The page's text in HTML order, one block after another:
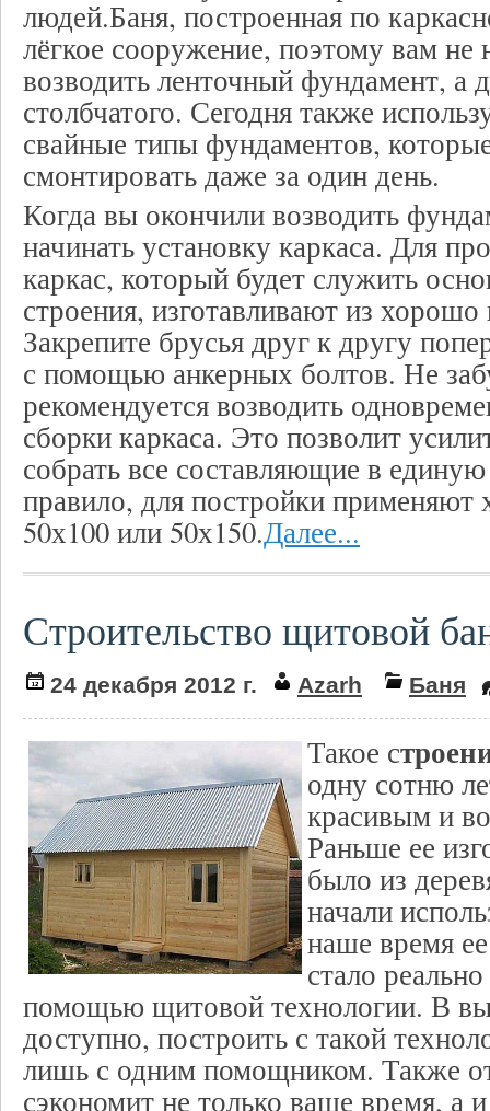
людей.Баня, построенная по
лёгкое сооружение, поэтому вам не
возводить ленточный фундамент, а
столбчатого. Сегодня также
свайные типы фундаментов,
смонтировать даже за один день.
Когда вы окончили возводить
начинать установку каркаса. Для
каркас, который будет служить
строения, изготавливают из
Закрепите брусья друг к другу
с помощью анкерных болтов. Не
рекомендуется возводить
сборки каркаса. Это позволит
собрать все составляющие в
правило, для постройки применяют
50х100 или 50х150.Далее...
Строительство щитовой
24 декабря 2012 г. Azarh Баня
Такое с
одну сотню
красивым и
Раньше ее
было из
начали
наше время
стало
помощью щитовой технологии. В
доступно, построить с такой
лишь с одним помощником. Также
сэкономит не только ваше время, а